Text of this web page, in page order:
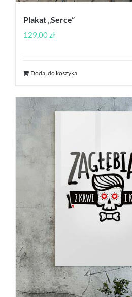
Plakat „Serce”
129,00zł
Dodaj do koszyka